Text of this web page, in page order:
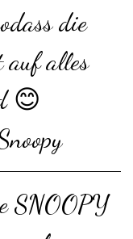
die
auf alles
😊
SNOOPY